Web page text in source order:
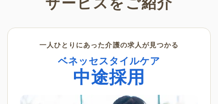
一人ひとりにあった介護の求人が見つかる
ベネッセスタイルケア
中途採用